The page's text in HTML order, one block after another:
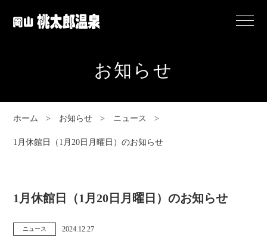
岡
温
Menu
お知らせ
ホーム お知らせ ニュース
1月休館日（1月20日月曜日）のお知らせ
1月休館日（1月20日月曜日）のお知らせ
カ
ニュース
投
2024.12.27